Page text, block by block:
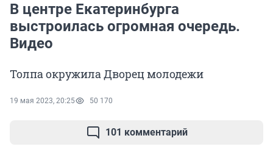
В центре Екатеринбурга
выстроилась огромная очередь.
Видео
Толпа окружила Дворец молодежи
19 мая 2023, 20:25 50 170
101 комментарий